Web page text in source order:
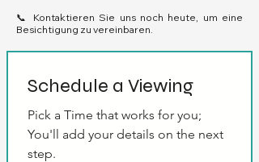
📞 Kontaktieren Sie uns noch heute, um eine
Besichtigung zu vereinbaren.
Schedule a Viewing
Pick a Time that works for you;
You'll add your details on the next
step.